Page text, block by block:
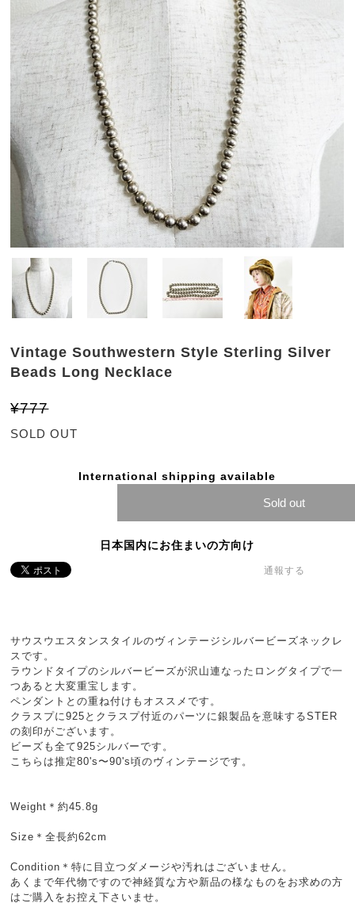
Vintage Southwestern Style Sterling Silver
Beads Long Necklace
¥777
SOLD OUT
International shipping available
Sold out
日本国内にお住まいの方向け
通報する
サウスウエスタンスタイルのヴィンテージシルバービーズネックレ
スです。
ラウンドタイプのシルバービーズが沢山連なったロングタイプで一
つあると大変重宝します。
ペンダントとの重ね付けもオススメです。
クラスプに925とクラスプ付近のパーツに銀製品を意味するSTER
の刻印がございます。
ビーズも全て925シルバーです。
こちらは推定80's〜90's頃のヴィンテージです。
Weight＊約45.8g
Size＊全長約62cm
Condition＊特に目立つダメージや汚れはございません。
あくまで年代物ですので神経質な方や新品の様なものをお求めの方
はご購入をお控え下さいませ。